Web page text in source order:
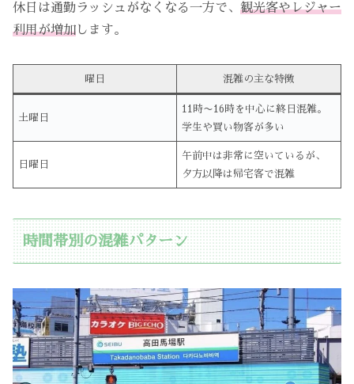
休日は通勤ラッシュがなくなる一方で、 観光客やレジャー
利用が増加 します。
曜日 混雑の主な特徴
土曜日
11時〜16時を中心に終日混雑。
学生や買い物客が多い
日曜日
午前中は非常に空いているが、
夕方以降は帰宅客で混雑
時間帯別の混雑パターン